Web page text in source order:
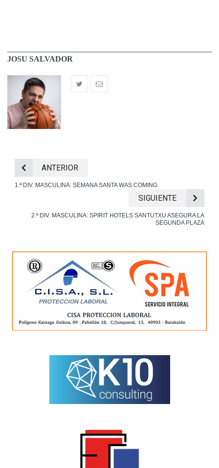
JOSU SALVADOR
ANTERIOR
1.ª DIV. MASCULINA: SEMANA SANTA WAS COMING
SIGUIENTE
2.ª DIV. MASCULINA: SPIRIT HOTELS SANTUTXU ASEGURA LA
SEGUNDA PLAZA